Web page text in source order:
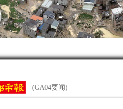
(GA04要闻)